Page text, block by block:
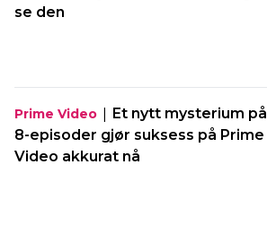
se den
Prime Video | Et nytt mysterium på
8-episoder gjør suksess på Prime
Video akkurat nå